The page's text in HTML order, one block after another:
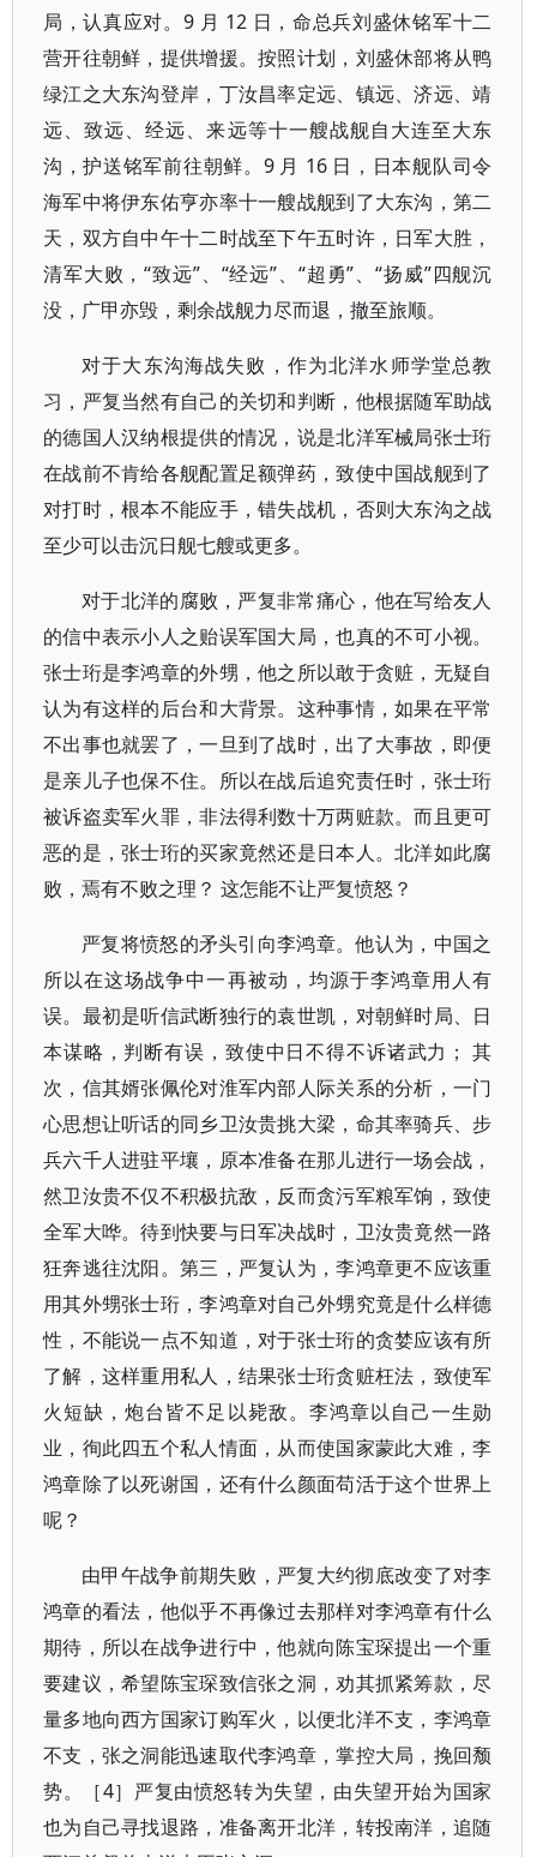
局，认真应对。9 月 12 日，命总兵刘盛休铭军十二
营开往朝鲜，提供增援。按照计划，刘盛休部将从鸭
绿江之大东沟登岸，丁汝昌率定远、镇远、济远、靖
远、致远、经远、来远等十一艘战舰自大连至大东
沟，护送铭军前往朝鲜。9 月 16 日，日本舰队司令
海军中将伊东佑亨亦率十一艘战舰到了大东沟，第二
天，双方自中午十二时战至下午五时许，日军大胜，
清军大败，“致远”、“经远”、“超勇”、“扬威”四舰沉
没，广甲亦毁，剩余战舰力尽而退，撤至旅顺。
对于大东沟海战失败，作为北洋水师学堂总教
习，严复当然有自己的关切和判断，他根据随军助战
的德国人汉纳根提供的情况，说是北洋军械局张士珩
在战前不肯给各舰配置足额弹药，致使中国战舰到了
对打时，根本不能应手，错失战机，否则大东沟之战
至少可以击沉日舰七艘或更多。
对于北洋的腐败，严复非常痛心，他在写给友人
的信中表示小人之贻误军国大局，也真的不可小视。
张士珩是李鸿章的外甥，他之所以敢于贪赃，无疑自
认为有这样的后台和大背景。这种事情，如果在平常
不出事也就罢了，一旦到了战时，出了大事故，即便
是亲儿子也保不住。所以在战后追究责任时，张士珩
被诉盗卖军火罪，非法得利数十万两赃款。而且更可
恶的是，张士珩的买家竟然还是日本人。北洋如此腐
败，焉有不败之理？ 这怎能不让严复愤怒？
严复将愤怒的矛头引向李鸿章。他认为，中国之
所以在这场战争中一再被动，均源于李鸿章用人有
误。最初是听信武断独行的袁世凯，对朝鲜时局、日
本谋略，判断有误，致使中日不得不诉诸武力； 其
次，信其婿张佩伦对淮军内部人际关系的分析，一门
心思想让听话的同乡卫汝贵挑大梁，命其率骑兵、步
兵六千人进驻平壤，原本准备在那儿进行一场会战，
然卫汝贵不仅不积极抗敌，反而贪污军粮军饷，致使
全军大哗。待到快要与日军决战时，卫汝贵竟然一路
狂奔逃往沈阳。第三，严复认为，李鸿章更不应该重
用其外甥张士珩，李鸿章对自己外甥究竟是什么样德
性，不能说一点不知道，对于张士珩的贪婪应该有所
了解，这样重用私人，结果张士珩贪赃枉法，致使军
火短缺，炮台皆不足以毙敌。李鸿章以自己一生勋
业，徇此四五个私人情面，从而使国家蒙此大难，李
鸿章除了以死谢国，还有什么颜面苟活于这个世界上
呢？
由甲午战争前期失败，严复大约彻底改变了对李
鸿章的看法，他似乎不再像过去那样对李鸿章有什么
期待，所以在战争进行中，他就向陈宝琛提出一个重
要建议，希望陈宝琛致信张之洞，劝其抓紧筹款，尽
量多地向西方国家订购军火，以便北洋不支，李鸿章
不支，张之洞能迅速取代李鸿章，掌控大局，挽回颓
势。［4］严复由愤怒转为失望，由失望开始为国家
也为自己寻找退路，准备离开北洋，转投南洋，追随